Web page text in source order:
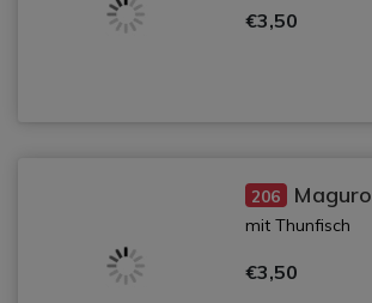
€3,50
206 Maguro
mit Thunfisch
€3,50